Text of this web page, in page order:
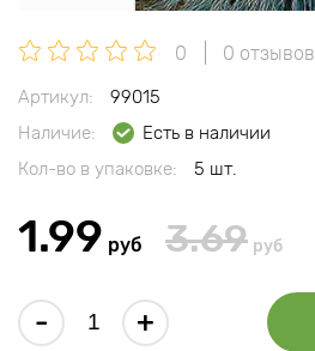
0 0 отзывов
Артикул:
99015
Наличие:
Есть в наличии
Кол-во в упаковке:
5 шт.
1.99 руб 3.69 руб
- +